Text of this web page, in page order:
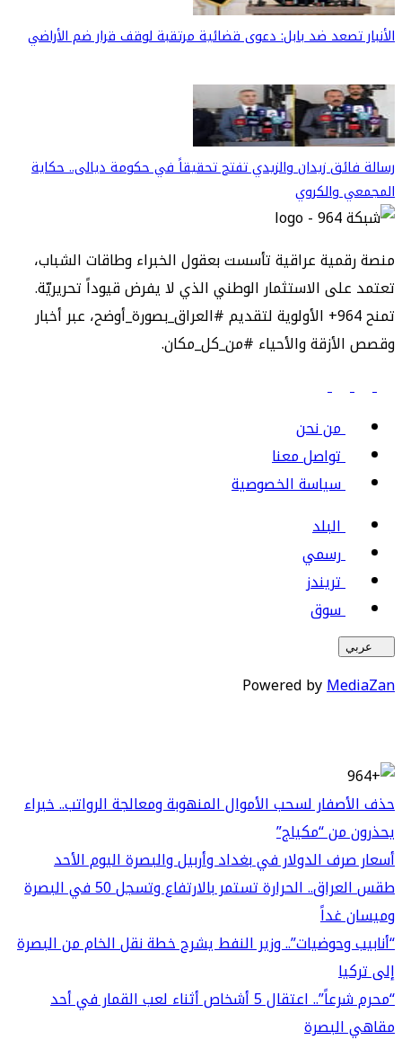
الأنبار تصعد ضد بابل: دعوى قضائية مرتقبة لوقف قرار ضم الأراضي
رسالة فائق زيدان والزيدي تفتح تحقيقاً في حكومة ديالى.. حكاية
المجمعي والكروي
منصة رقمية عراقية تأسست بعقول الخبراء وطاقات الشباب،
تعتمد على الاستثمار الوطني الذي لا يفرض قيوداً تحريريّة.
تمنح 964+ الأولوية لتقديم #العراق_بصورة_أوضح، عبر أخبار
وقصص الأزقة والأحياء #من_كل_مكان.
من نحن
تواصل معنا
سياسة الخصوصية
البلد
رسمي
تريندز
سوق
عربي
Powered byMediaZan
حذف الأصفار لسحب الأموال المنهوبة ومعالجة الرواتب.. خبراء
يحذرون من “مكياج”
أسعار صرف الدولار في بغداد وأربيل والبصرة اليوم الأحد
طقس العراق.. الحرارة تستمر بالارتفاع وتسجل 50 في البصرة
وميسان غداً
“أنابيب وحوضيات”.. وزير النفط يشرح خطة نقل الخام من البصرة
إلى تركيا
“محرم شرعاً”.. اعتقال 5 أشخاص أثناء لعب القمار في أحد
مقاهي البصرة